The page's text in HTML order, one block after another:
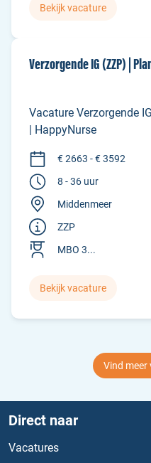
Bekijk vacature
Verzorgende IG (ZZP) |
Vacature Verzorgende
| HappyNurse
€ 2663 - € 3592
8 - 36 uur
Middenmeer
ZZP
MBO 3...
Bekijk vacature
Vind meer
Direct naar
Vacatures